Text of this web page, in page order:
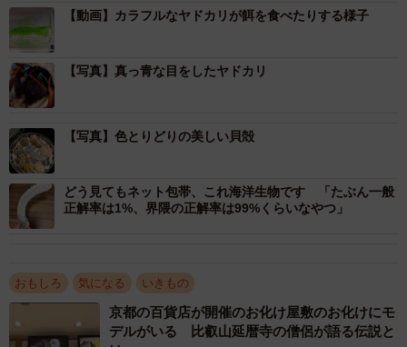
沖縄県の磯で発見・観察しました。シャコの仲間は磯や砂
地の穴に生息していることが多いのですが、たまに穴から
でていることがあるのでそのタイミングで採集しました。
また、私はこのシャコはフトユビシャコモドキだと思って
輩によると「コトゲフトユビシャコ」だそうです。
――幼体を初めて見た時の感想は？
捕まえるのは意外と簡単 ただし素手で触ると危
険、観察の際には手袋必須
【動画】カラフルなヤドカリが餌を食べたりする様子
【写真】真っ青な目をしたヤドカリ
【写真】色とりどりの美しい貝殻
どう見てもネット包帯、これ海洋生物です 「たぶん一般
正解率は1%、界隈の正解率は99%くらいなやつ」
おもしろ 気になる いきもの
京都の百貨店が開催のお化け屋敷のお化けにモ
デルがいる 比叡山延暦寺の僧侶が語る伝説と